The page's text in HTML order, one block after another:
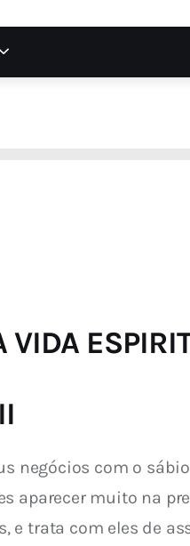
VIDA
negócios com o
aparecer muito na
e trata com eles de